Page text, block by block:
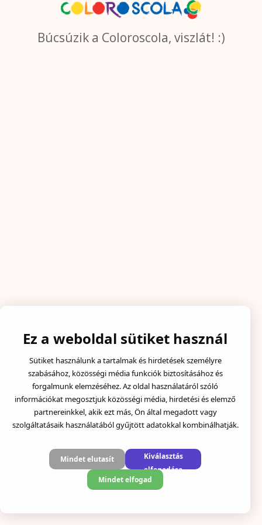
Búcsúzik a Coloroscola, viszlát! :)
Ez a weboldal sütiket használ
Sütiket használunk a tartalmak és hirdetések személyre
szabásához, közösségi média funkciók biztosításához és
forgalmunk elemzéséhez. Az oldal használatáról szóló
információkat megosztjuk közösségi média, hirdetési és elemző
partnereinkkel, akik ezt más, Ön által megadott vagy
szolgáltatásaik használatából gyűjtött adatokkal kombinálhatják.
Mindet elutasít
Kiválasztás
elfogadása
Mindet elfogad